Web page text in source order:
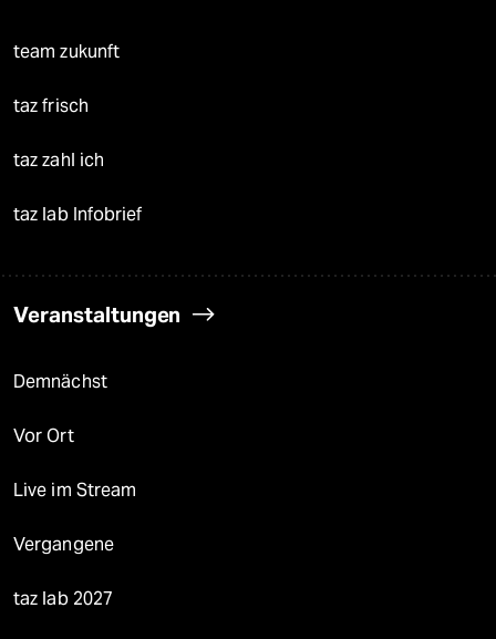
team zukunft
taz frisch
taz zahl ich
taz lab Infobrief
Veranstaltungen
Demnächst
Vor Ort
Live im Stream
Vergangene
taz lab 2027